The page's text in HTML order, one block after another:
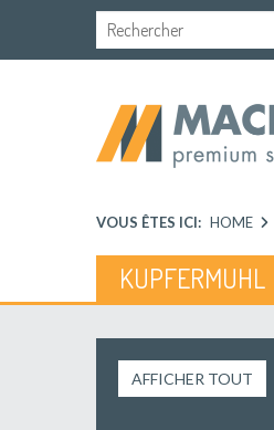
VOUS ÊTES ICI: HOME
KUPFERMUHL
AFFICHER TOUT